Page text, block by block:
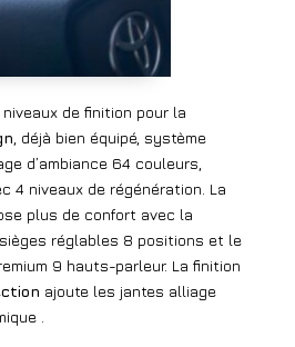
de finition pour la
, déjà bien équipé, système
d’ambiance 64 couleurs,
4 niveaux de régénération. La
plus de confort avec la
réglables 8 positions et le
9 hauts-parleur. La finition
ajoute les jantes alliage
.